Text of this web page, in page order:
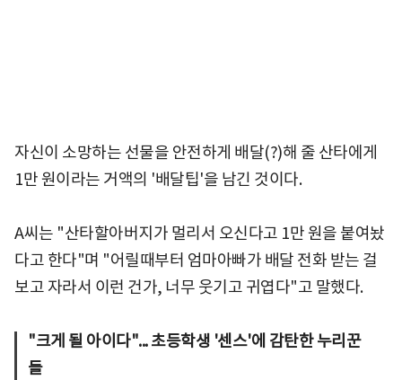
자신이 소망하는 선물을 안전하게 배달(?)해 줄 산타에게
1만 원이라는 거액의 '배달팁'을 남긴 것이다.
A씨는 "산타할아버지가 멀리서 오신다고 1만 원을 붙여놨
다고 한다"며 "어릴때부터 엄마아빠가 배달 전화 받는 걸
보고 자라서 이런 건가, 너무 웃기고 귀엽다"고 말했다.
"크게 될 아이다"... 초등학생 '센스'에 감탄한 누리꾼
들